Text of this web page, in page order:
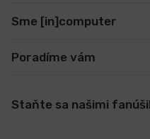
Sme [in]computer
Poradíme vám
Staňte sa našimi